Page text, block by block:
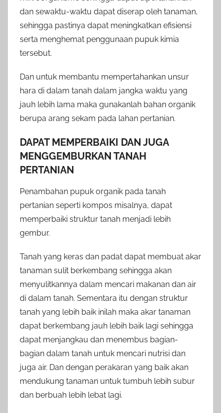
dan sewaktu-waktu dapat diserap oleh tanaman,
sehingga pastinya dapat meningkatkan efisiensi
serta menghemat penggunaan pupuk kimia
tersebut.
Dan untuk membantu mempertahankan unsur
hara di dalam tanah dalam jangka waktu yang
jauh lebih lama maka gunakanlah bahan organik
berupa arang sekam pada lahan pertanian.
DAPAT MEMPERBAIKI DAN JUGA
MENGGEMBURKAN TANAH
PERTANIAN
Penambahan pupuk organik pada tanah
pertanian seperti kompos misalnya, dapat
memperbaiki struktur tanah menjadi lebih
gembur.
Tanah yang keras dan padat dapat membuat akar
tanaman sulit berkembang sehingga akan
menyulitkannya dalam mencari makanan dan air
di dalam tanah. Sementara itu dengan struktur
tanah yang lebih baik inilah maka akar tanaman
dapat berkembang jauh lebih baik lagi sehingga
dapat menjangkau dan menembus bagian-
bagian dalam tanah untuk mencari nutrisi dan
juga air. Dan dengan perakaran yang baik akan
mendukung tanaman untuk tumbuh lebih subur
dan berbuah lebih lebat lagi.